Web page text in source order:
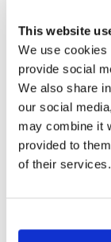
This website
We use cookies
provide social
We also share
our social
may combine it
provided to
of their services.
Privacy*
Ich genehmige